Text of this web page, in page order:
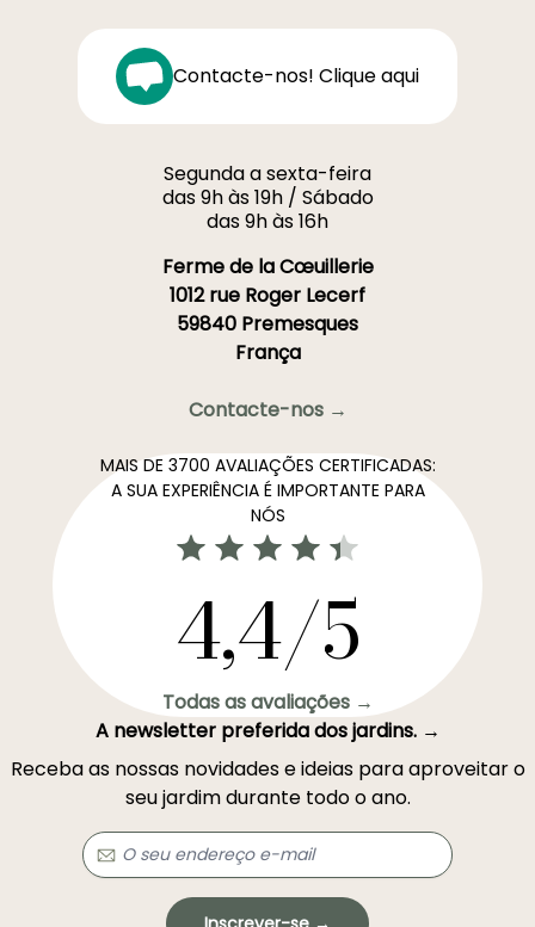
Contacte-nos! Clique aqui
Segunda a sexta-feira
das 9h às 19h / Sábado
das 9h às 16h
Ferme de la Cœuillerie
1012 rue Roger Lecerf
59840 Premesques
França
Contacte-nos →
MAIS DE 3700 AVALIAÇÕES CERTIFICADAS:
A SUA EXPERIÊNCIA É IMPORTANTE PARA
NÓS
4,4/5
Todas as avaliações →
A newsletter preferida dos jardins. →
Receba as nossas novidades e ideias para aproveitar o
seu jardim durante todo o ano.